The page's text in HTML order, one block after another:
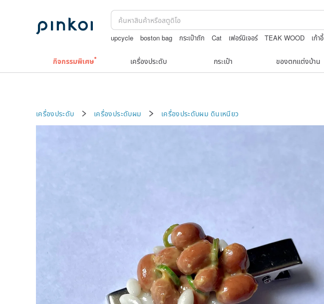
upcycle boston bag กระเป๋าถัก Cat เฟอร์นิเจอร์ TEAK WOOD
เก้าอี้
กิจกรรมพิเศษ เครื่องประดับ กระเป๋า ของตกแต่งบ้าน
เครื่องประดับ เครื่องประดับผม เครื่องประดับผม ดินเหนียว